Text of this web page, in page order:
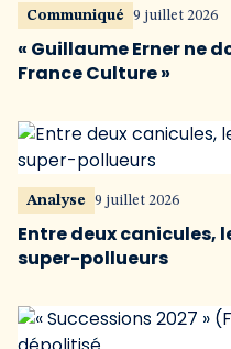
Communiqué 9 juillet 2026
« Guillaume Erner ne
France Culture »
Analyse 9 juillet 2026
Entre deux canicules,
super-pollueurs